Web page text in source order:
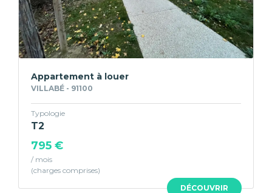
DÉCOUVRIR
Appartement à louer
VILLABÉ - 91100
Typologie
T2
795 €
/ mois